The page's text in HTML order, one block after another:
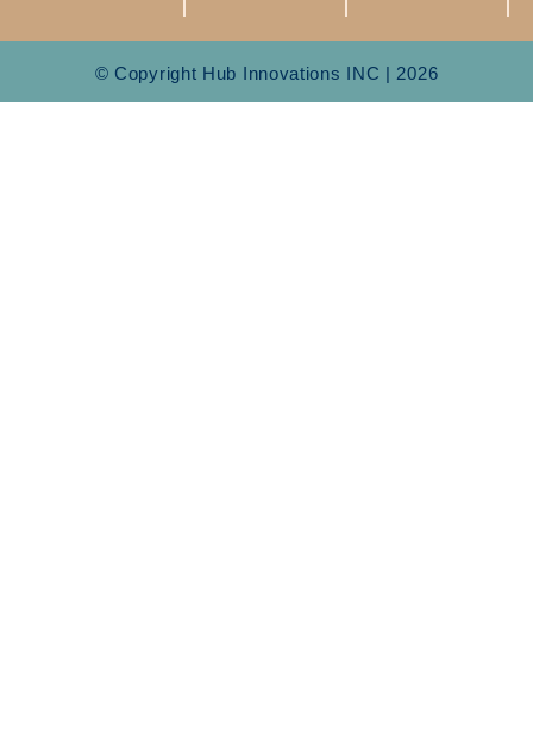
© Copyright Hub Innovations INC | 2026